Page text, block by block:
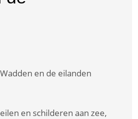
en de eilanden
en schilderen aan zee,